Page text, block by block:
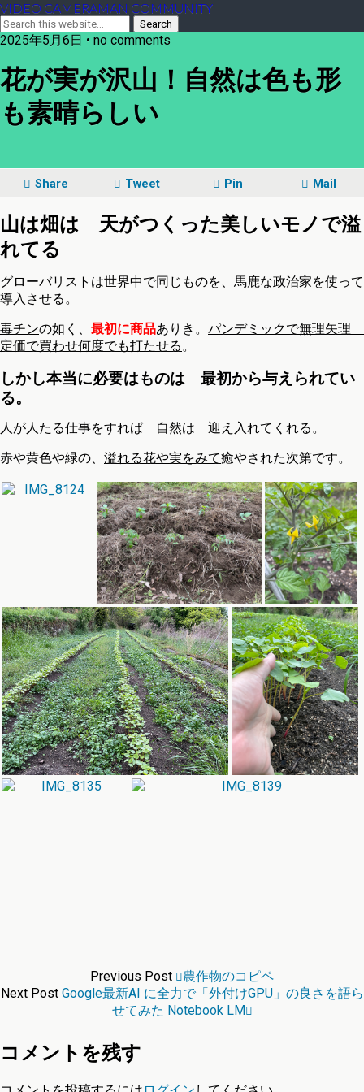
VIDEO CAMERAMAN COMMUNITY
2025年5月6日 • no comments
花が実が沢山！自然は色も形
も素晴らしい
Share Tweet Pin Mail
山は畑は 天がつくった美しいモノで溢
れてる
グローバリストは世界中で同じものを、馬鹿な政治家を使って
導入させる。
毒チンの如く、 最初に商品ありき。 パンデミックで無理矢理
定価で買わせ何度でも打たせる。
しかし本当に必要はものは 最初から与えられてい
る。
人が人たる仕事をすれば 自然は 迎え入れてくれる。
赤や黄色や緑の、 溢れる花や実をみて癒やされた次第です。
Previous Post
農作物のコピペ
Next Post Google最新AI に全力で「外付けGPU」の良さを語ら
せてみた Notebook LM
コメントを残す